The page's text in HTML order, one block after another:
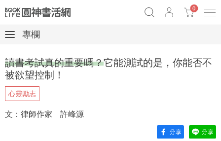
Netflix話題章魚小說！
0
專欄
讀書考試真的重要嗎？它能測試的是，你能否不
被欲望控制！
心靈勵志
文：律師作家 許峰源